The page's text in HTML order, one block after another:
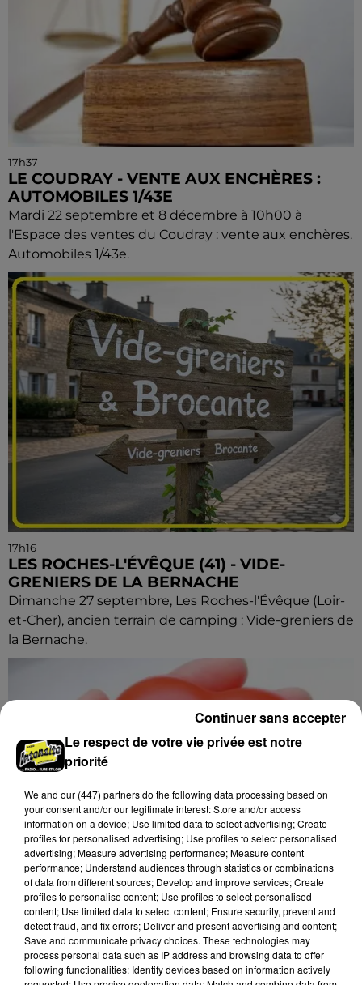
17h37
LE COUDRAY - VENTE AUX ENCHÈRES :
AUTOMOBILES 1/43E
Mardi 22 septembre et 8 décembre à 10h00 à
l'Espace des ventes du Coudray : vente aux enchères.
Automobiles 1/43e.
17h16
LES ROCHES-L'ÉVÊQUE (41) - VIDE-
GRENIERS DE LA BERNACHE
Dimanche 27 septembre, Les Roches-l'Évêque (Loir-
et-Cher), ancien terrain de camping : Vide-greniers de
la Bernache.
17h11
CHARTRES - DON DU SANG
Lundi 17 août et 12 octobre de 15h00 à 19h00 à
Le respect de votre vie privée est notre
priorité
We and our (447) partnersdo the following data processing based on
your consent and/or our legitimate interest: Store and/or access
information on a device; Use limited data to select advertising; Create
profiles for personalised advertising; Use profiles to select personalised
advertising; Measure advertising performance; Measure content
performance; Understand audiences through statistics or combinations
of data from different sources; Develop and improve services; Create
profiles to personalise content; Use profiles to select personalised
content; Use limited data to select content; Ensure security, prevent and
detect fraud, and fix errors; Deliver and present advertising and content;
Save and communicate privacy choices. These technologies may
process personal data such as IP address and browsing data to offer
following functionalities: Identify devices based on information actively
Continuer sans accepter